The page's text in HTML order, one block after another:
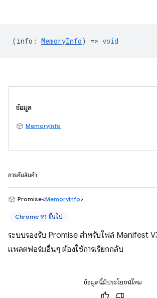
(info : MemoryInfo) => void
ข้อมูล
MemoryInfo
การคืนสินค้า
Promise<MemoryInfo>
Chrome 91 ขึ้นไป
ระบบรองรับ Promise สำหรับไฟล์ Manifest
แพลตฟอร์มอื่นๆ ต้องใช้การเรียกกลับ
ข้อมูลนี้มีประโยชน์ไหม